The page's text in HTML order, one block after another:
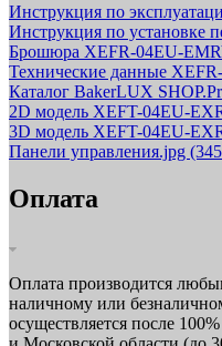
Инструкция по
Инструкция по установке
Брошюра XEFR-04EU-
Технические данные
Каталог BakerLUX
2D модель XEFT-04EU-
3D модель XEFT-04EU-
Панели управления.jpg
Оплата
Оплата производится
наличному или
осуществляется после